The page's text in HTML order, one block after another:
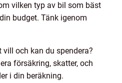
vilken typ av bil som bäst
budget. Tänk igenom
vill och kan du spendera?
försäkring, skatter, och
i din beräkning.